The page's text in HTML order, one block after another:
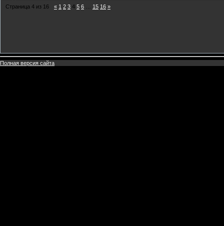
Страница 4 из 16 « 1 2 3 4 5 6 15 16 »
Полная версия сайта